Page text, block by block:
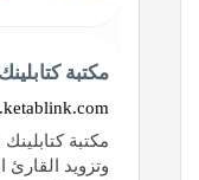
مكتبة كتابلينك
مكتبة
وتزويد القارئ